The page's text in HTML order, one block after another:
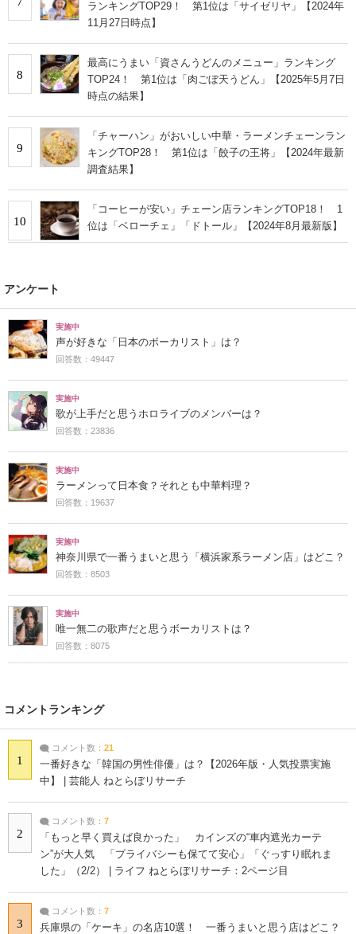
ランキングTOP29！ 第1位は「サイゼリヤ」【2024年
11月27日時点】
8
最高にうまい「資さんうどんのメニュー」ランキング
TOP24！ 第1位は「肉ごぼ天うどん」【2025年5月7日
時点の結果】
9
「チャーハン」がおいしい中華・ラーメンチェーンラン
キングTOP28！ 第1位は「餃子の王将」【2024年最新
調査結果】
10
「コーヒーが安い」チェーン店ランキングTOP18！ 1
位は「ベローチェ」「ドトール」【2024年8月最新版】
アンケート
実施中
声が好きな「日本のボーカリスト」は？
回答数：49447
実施中
歌が上手だと思うホロライブのメンバーは？
回答数：23836
実施中
ラーメンって日本食？それとも中華料理？
回答数：19637
実施中
神奈川県で一番うまいと思う「横浜家系ラーメン店」はどこ？
回答数：8503
実施中
唯一無二の歌声だと思うボーカリストは？
回答数：8075
コメントランキング
1
コメント数： 21
一番好きな「韓国の男性俳優」は？【2026年版・人気投票実施
中】 | 芸能人 ねとらぼリサーチ
2
コメント数： 7
「もっと早く買えば良かった」 カインズの“車内遮光カーテ
ン”が大人気 「プライバシーも保てて安心」「ぐっすり眠れま
した」（2/2） | ライフ ねとらぼリサーチ：2ページ目
3
コメント数： 7
兵庫県の「ケーキ」の名店10選！ 一番うまいと思う店はどこ？